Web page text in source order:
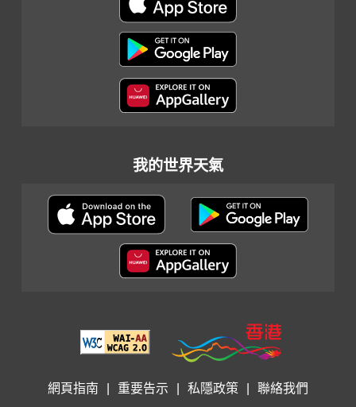
我的世界天氣
網頁指南 重要告示 私隱政策 聯絡我們